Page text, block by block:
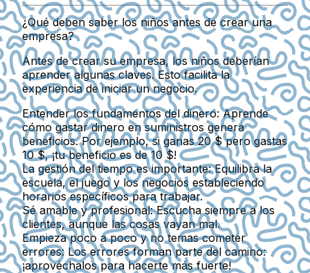
¿Qué deben saber los niños antes de crear una
empresa?
Antes de crear su empresa, los niños deberían
aprender algunas claves. Esto facilita la
experiencia de iniciar un negocio.
Entender los fundamentos del dinero:Aprende
cómo gastar dinero en suministros genera
beneficios. Por ejemplo, si ganas 20 $ pero gastas
10 $, ¡tu beneficio es de 10 $!
La gestión del tiempo es importante:Equilibra la
escuela, el juego y los negocios estableciendo
horarios específicos para trabajar.
Sé amable y profesional:Escucha siempre a los
clientes, aunque las cosas vayan mal.
Empieza poco a poco y no temas cometer
errores: Los errores forman parte del camino:
¡aprovéchalos para hacerte más fuerte!